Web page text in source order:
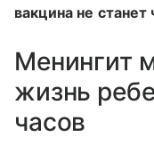
вакцина не станет
Менингит
жизнь
часов